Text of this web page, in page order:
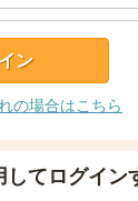
の場合はこちら
てログイン